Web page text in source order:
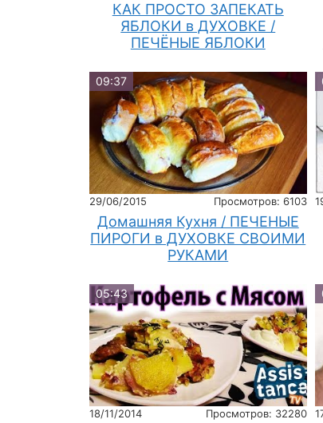
КАК ПРОСТО ЗАПЕКАТЬ
ЯБЛОКИ в ДУХОВКЕ /
ПЕЧЁНЫЕ ЯБЛОКИ
09:37
29/06/2015 Просмотров: 6103
Домашняя Кухня / ПЕЧЕНЫЕ
ПИРОГИ в ДУХОВКЕ СВОИМИ
РУКАМИ
05:43
18/11/2014 Просмотров: 32280